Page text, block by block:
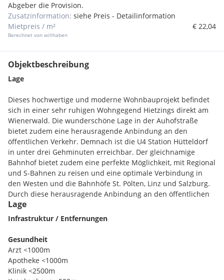
Abgeber die Provision.
Zusatzinformation: siehe Preis - Detailinformation
Mietpreis / m²
Berechnet von willhaben
€ 22,04
Objektbeschreibung
Lage
Dieses hochwertige und moderne Wohnbauprojekt befindet
sich in einer sehr ruhigen Wohngegend Hietzings direkt am
Wienerwald. Die wunderschöne Lage in der Auhofstraße
bietet zudem eine herausragende Anbindung an den
öffentlichen Verkehr. Demnach ist die U4 Station Hütteldorf
in unter drei Gehminuten erreichbar. Der gleichnamige
Bahnhof bietet zudem eine perfekte Möglichkeit, mit Regional
und S-Bahnen zu reisen und eine optimale Verbindung in
den Westen und die Bahnhöfe St. Pölten, Linz und Salzburg.
Durch diese herausragende Anbindung an den öffentlichen
Verkehr erreicht man sowohl den Wiener Stephansplatz als
auch die umliegenden Naherholungsgebiete und Bäder in
wenigen Minuten. Des weiteren sind Geschäfte des täglichen
Bedarfs, Restaurants, Ärzte, Kindergärten und Schulen sowie
das St. Josef Krankenhaus und die Allianz Arena per Fahrrad,
Bus oder zu Fuß einfach erreichbar. Neben der
hervorragenden Infrastruktur bietet dieses Projekt eine
unvergleichliche Grünruhelage inmitten der Stadt. Jede
Lage
Infrastruktur / Entfernungen
Gesundheit
Arzt <1000m
Apotheke <1000m
Klinik <2500m